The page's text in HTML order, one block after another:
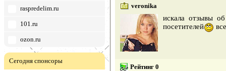
raspredelim.ru
101.ru
ozon.ru
Сегодня спонсоры
veronika
искала отзывы
посетителей
Рейтинг 0